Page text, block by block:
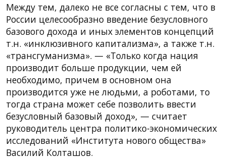
Между тем, далеко не все согласны с тем, что в
России целесообразно введение безусловного
базового дохода и иных элементов концепций
т.н. «инклюзивного капитализма», а также т.н.
«трансгуманизма». — «Только когда нация
производит больше продукции, чем ей
необходимо, причем в основном она
производится уже не людьми, а роботами, то
тогда страна может себе позволить ввести
безусловный базовый доход», — считает
руководитель центра политико-экономических
исследований «Института нового общества»
Василий Колташов.